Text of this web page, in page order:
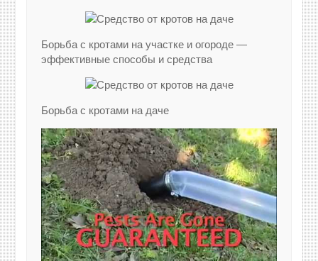
Борьба с кротами на участке и огороде —
эффективные способы и средства
Борьба с кротами на даче